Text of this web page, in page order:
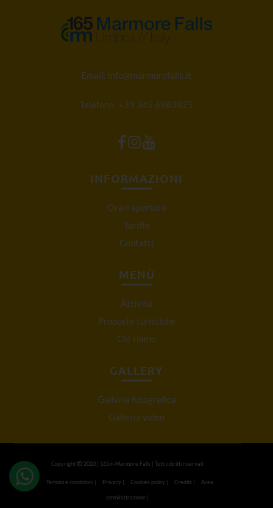
Email: info@marmorefalls.it
Telefono: +39 345 6983825
INFORMAZIONI
Orari apertura
Tariffe
Contatti
MENÙ
Attività
Proposte turistiche
Chi siamo
GALLERY
Galleria fotografica
Galleria video
Copyright 2020 | 165m-Marmore Falls | Tutti i diritti riservati
Termini e condizioni | Privacy | Cookies policy | Credits | Area
amministrazione |